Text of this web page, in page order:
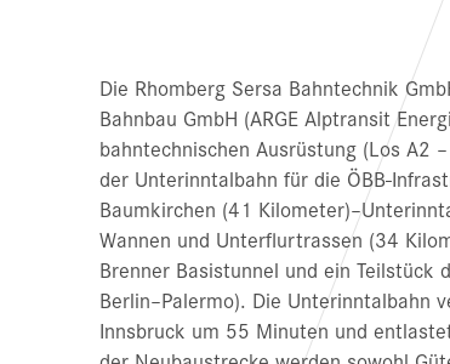
Die Rhomberg Sersa Bahntechnik
Bahnbau GmbH (ARGE Alptransit
bahntechnischen Ausrüstung (Los A2
der Unterinntalbahn für die ÖBB-
Baumkirchen (41
Wannen und Unterflurtrassen (34
Brenner Basistunnel und ein Teilstück
Berlin–Palermo). Die Unterinntalbahn
Innsbruck um 55 Minuten und